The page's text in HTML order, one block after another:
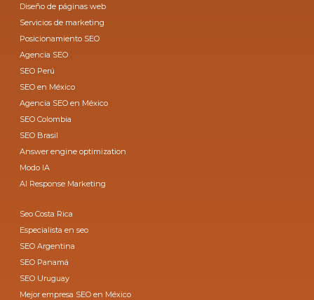
Diseño de páginas web
Servicios de marketing
Posicionamiento SEO
Agencia SEO
SEO Perú
SEO en México
Agencia SEO en México
SEO Colombia
SEO Brasil
Answer engine optimization
Modo IA
AI Response Marketing
Seo Costa Rica
Especialista en seo
SEO Argentina
SEO Panamá
SEO Uruguay
Mejor empresa SEO en México